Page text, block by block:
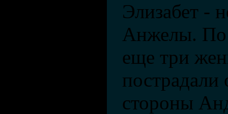
Элизабет -
Анжелы.
еще три
пострадали
стороны